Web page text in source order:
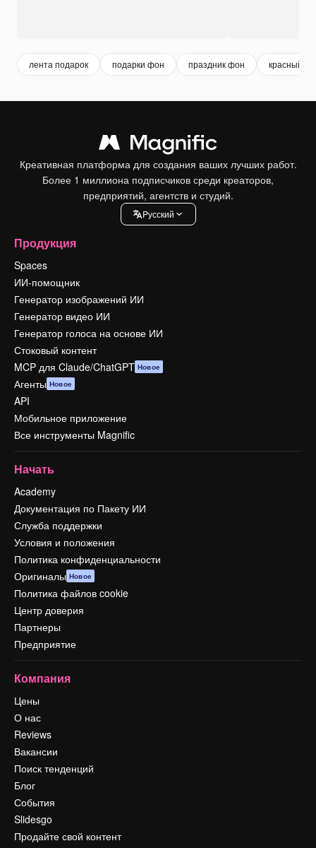
лента подарок подарки фон праздник фон красный
Креативная платформа для создания ваших лучших работ.
Более 1 миллиона подписчиков среди креаторов,
предприятий, агентств и студий.
Pусский
Продукция
Spaces
ИИ-помощник
Генератор изображений ИИ
Генератор видео ИИ
Генератор голоса на основе ИИ
Стоковый контент
MCP для Claude/ChatGPT Новое
Агенты Новое
API
Мобильное приложение
Все инструменты Magnific
Начать
Academy
Документация по Пакету ИИ
Служба поддержки
Условия и положения
Политика конфиденциальности
Оригиналы Новое
Политика файлов cookie
Центр доверия
Партнеры
Предприятие
Компания
Цены
О нас
Reviews
Вакансии
Поиск тенденций
Блог
События
Slidesgo
Продайте свой контент